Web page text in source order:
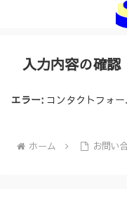
入力内容の確認
エラー: コンタクトフォー
ホーム お問い